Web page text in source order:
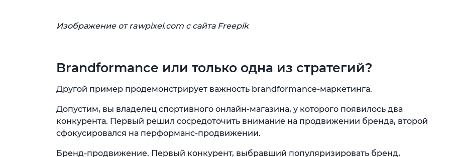
Изображение от rawpixel.com с сайта Freepik
Brandformance или только одна из стратегий?
Другой пример продемонстрирует важность brandformance-маркетинга.
Допустим, вы владелец спортивного онлайн-магазина, у которого появилось два
конкурента. Первый решил сосредоточить внимание на продвижении бренда, второй
сфокусировался на перформанс-продвижении.
Бренд-продвижение. Первый конкурент, выбравший популяризировать бренд,